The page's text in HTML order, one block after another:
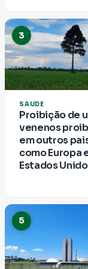
3
SAUDE
Proibição de
venenos
em outros
como Europa
Estados
5